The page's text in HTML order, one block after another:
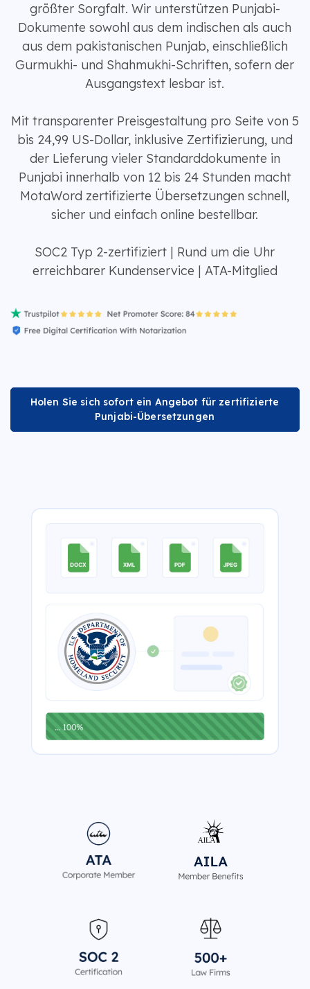
größter Sorgfalt. Wir unterstützen Punjabi-
Dokumente sowohl aus dem indischen als auch
aus dem pakistanischen Punjab, einschließlich
Gurmukhi- und Shahmukhi-Schriften, sofern der
Ausgangstext lesbar ist.
Mit transparenter Preisgestaltung pro Seite von 5
bis 24,99 US-Dollar, inklusive Zertifizierung, und
der Lieferung vieler Standarddokumente in
Punjabi innerhalb von 12 bis 24 Stunden macht
MotaWord zertifizierte Übersetzungen schnell,
sicher und einfach online bestellbar.
SOC2 Typ 2-zertifiziert | Rund um die Uhr
erreichbarer Kundenservice | ATA-Mitglied
Holen Sie sich sofort ein Angebot für zertifizierte
Punjabi-Übersetzungen